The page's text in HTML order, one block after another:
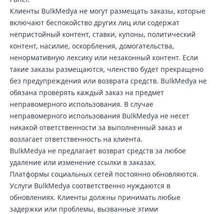
Клиенты BulkMedya не могут размещать заказы, которые
включают беспокойство других лиц или содержат
непристойный контент, ставки, купоны, политический
контент, насилие, оскорбления, домогательства,
ненормативную лексику или незаконный контент. Если
такие заказы размещаются, членство будет прекращено
без предупреждения или возврата средств. BulkMedya не
обязана проверять каждый заказ на предмет
неправомерного использования. В случае
неправомерного использования BulkMedya не несет
никакой ответственности за выполненный заказ и
возлагает ответственность на клиента.
BulkMedya не предлагает возврат средств за любое
удаление или изменение ссылки в заказах.
Платформы социальных сетей постоянно обновляются.
Услуги BulkMedya соответственно нуждаются в
обновлениях. Клиенты должны принимать любые
задержки или проблемы, вызванные этими